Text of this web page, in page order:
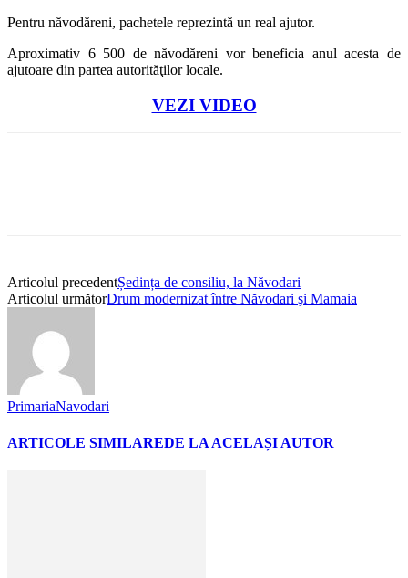
Pentru năvodăreni, pachetele reprezintă un real ajutor.
Aproximativ 6 500 de năvodăreni vor beneficia anul acesta de
ajutoare din partea autorităţilor locale.
VEZI VIDEO
Articolul precedentȘedința de consiliu, la Năvodari
Articolul următorDrum modernizat între Năvodari şi Mamaia
PrimariaNavodari
ARTICOLE SIMILAREDE LA ACELAȘI AUTOR